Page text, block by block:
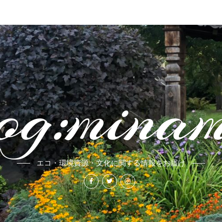
エコ・環境資源・文化に関する情報をお届け